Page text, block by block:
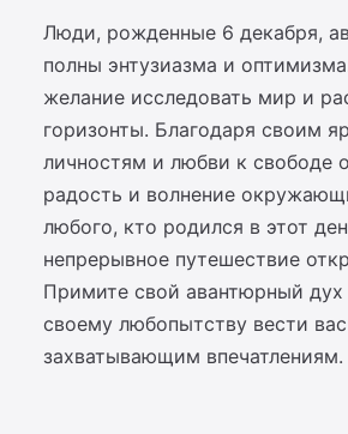
Люди, рожденные 6 декабря,
полны энтузиазма и
желание исследовать мир и
горизонты. Благодаря своим
личностям и любви к свободе
радость и волнение
любого, кто родился в этот
непрерывное путешествие
Примите свой авантюрный дух
своему любопытству вести
захватывающим впечатлениям.